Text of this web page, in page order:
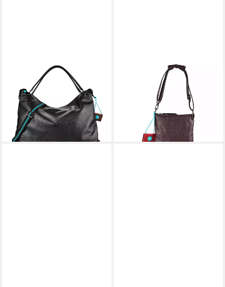
Schultertasche G16, Leder
250,00 €
lieferbar - in 2-3 Werktagen bei dir
Schultertasche Beyonce,
lieferbar - in 2-3 Werktagen bei dir